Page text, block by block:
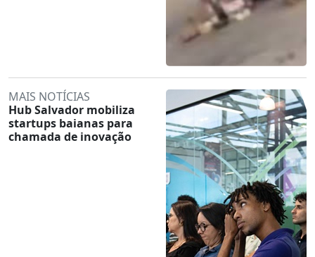
MAIS NOTÍCIAS
Hub Salvador mobiliza
startups baianas para
chamada de inovação